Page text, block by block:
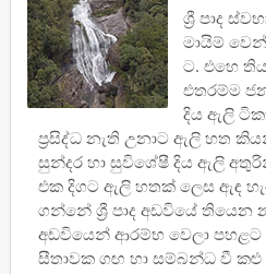
ශ්‍රී පාද
මායිම්
ට. එහෙ
එතරම්ම
දිය ඇලි
ප්‍රසිද්ධ නැති උනාට ඇලි හත
සුන්දර හා සුවිශේෂී දිය ඇලි
එක දිගට ඇලි හතක් ලෙස ඇඳ
ගන්නේ ශ්‍රී පාද අඩවියේ
අඩවියෙන් ආරම්භ වෙලා
සීතාවක ගඟ හා සම්බන්ධ වී